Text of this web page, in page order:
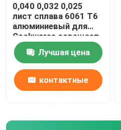
0,040 0,032 0,025
лист сплава 6061 T6
алюминиевый для
Cookwares освещает
пробелы печатания
сублимацииЛучшая цена
контактные